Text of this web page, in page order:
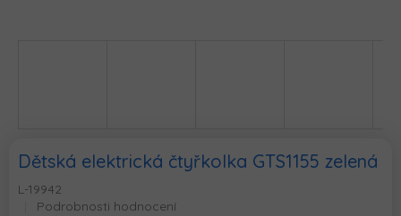
Dětská elektrická čtyřkolka GTS1155 zelená
L-19942
Průměrné
Podrobnosti hodnocení